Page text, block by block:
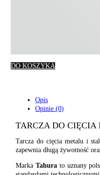
DO KOSZYKA
Opis
Opinie (0)
TARCZA DO CIĘCIA
Tarcza do cięcia metalu i
zapewnia długą żywotność
MarkaTahura to uznany